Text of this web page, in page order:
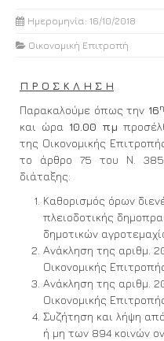
Ημερομηνία: 16/10/2018
Οικονομική Επιτροπή
Π Ρ Ο Σ Κ Λ Η Σ Η
Παρακαλούμε όπως την 16η
και ώρα 10 00 πμ
της Οικονομικής
το άρθρο 75 του Ν.
διάταξης:
Καθορισμός όρων
πλειοδοτικής
δημοτικών
Ανάκληση της αριθμ.
Οικονομικής
Ανάκληση της αριθμ.
Οικονομικής
Συζήτηση και λήψη
ή μη των 894 κοινών